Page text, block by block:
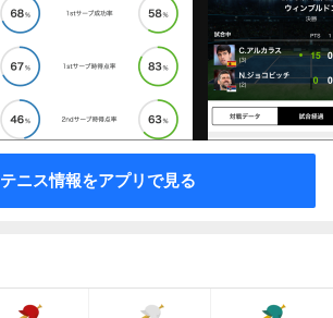
テニス情報をアプリで見る